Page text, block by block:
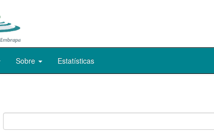
Sobre Estatísticas